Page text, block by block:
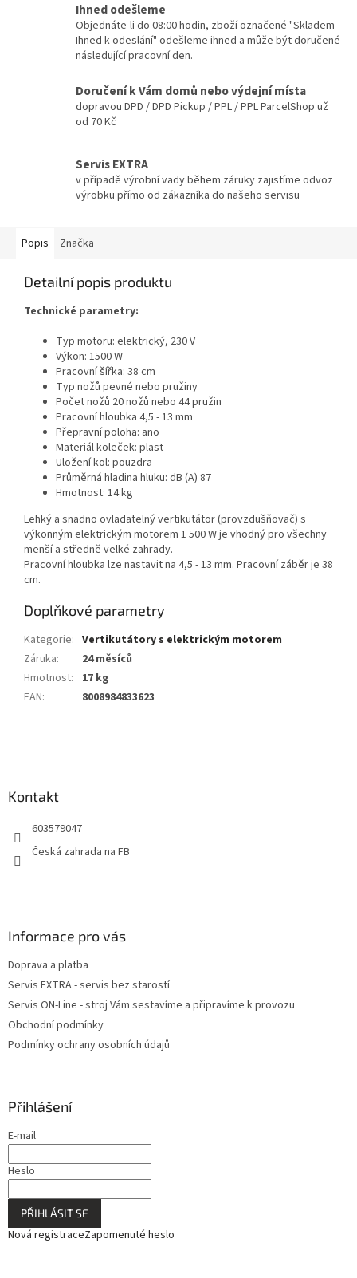
Ihned odešleme
Objednáte-li do 08:00 hodin, zboží označené "Skladem -
Ihned k odeslání" odešleme ihned a může být doručené
následující pracovní den.
Doručení k Vám domů nebo výdejní místa
dopravou DPD / DPD Pickup / PPL / PPL ParcelShop už
od 70 Kč
Servis EXTRA
v případě výrobní vady během záruky zajistíme odvoz
výrobku přímo od zákazníka do našeho servisu
Popis Značka
Detailní popis produktu
Technické parametry:
Typ motoru: elektrický, 230 V
Výkon: 1500 W
Pracovní šířka: 38 cm
Typ nožů pevné nebo pružiny
Počet nožů 20 nožů nebo 44 pružin
Pracovní hloubka 4,5 - 13 mm
Přepravní poloha: ano
Materiál koleček: plast
Uložení kol: pouzdra
Průměrná hladina hluku: dB (A) 87
Hmotnost: 14 kg
Lehký a snadno ovladatelný vertikutátor (provzdušňovač) s
výkonným elektrickým motorem 1 500 W je vhodný pro všechny
menší a středně velké zahrady.
Pracovní hloubka lze nastavit na 4,5 - 13 mm. Pracovní záběr je 38
cm.
Doplňkové parametry
Kategorie: Vertikutátory s elektrickým motorem
Záruka:
24 měsíců
Hmotnost:
17 kg
EAN: 8008984833623
Kontakt
603579047
Česká zahrada na FB
Informace pro vás
Doprava a platba
Servis EXTRA - servis bez starostí
Servis ON-Line - stroj Vám sestavíme a připravíme k provozu
Obchodní podmínky
Podmínky ochrany osobních údajů
Přihlášení
E-mail
Heslo
PŘIHLÁSIT SE
Nová registraceZapomenuté heslo